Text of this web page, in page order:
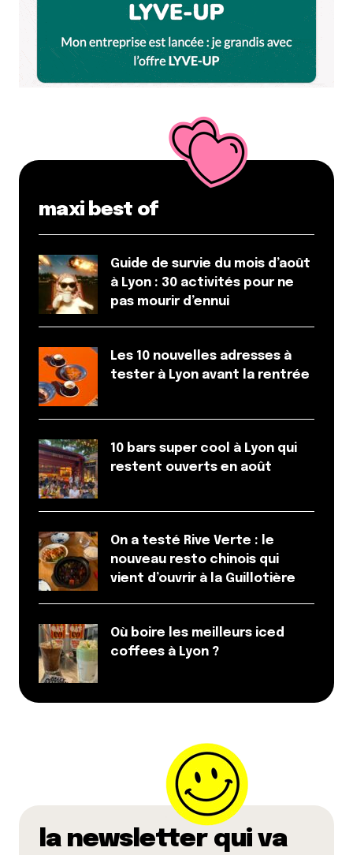
maxi best of
Guide de survie du mois d’août
à Lyon : 30 activités pour ne
pas mourir d’ennui
Les 10 nouvelles adresses à
tester à Lyon avant la rentrée
10 bars super cool à Lyon qui
restent ouverts en août
On a testé Rive Verte : le
nouveau resto chinois qui
vient d’ouvrir à la Guillotière
Où boire les meilleurs iced
coffees à Lyon ?
la newsletter qui va